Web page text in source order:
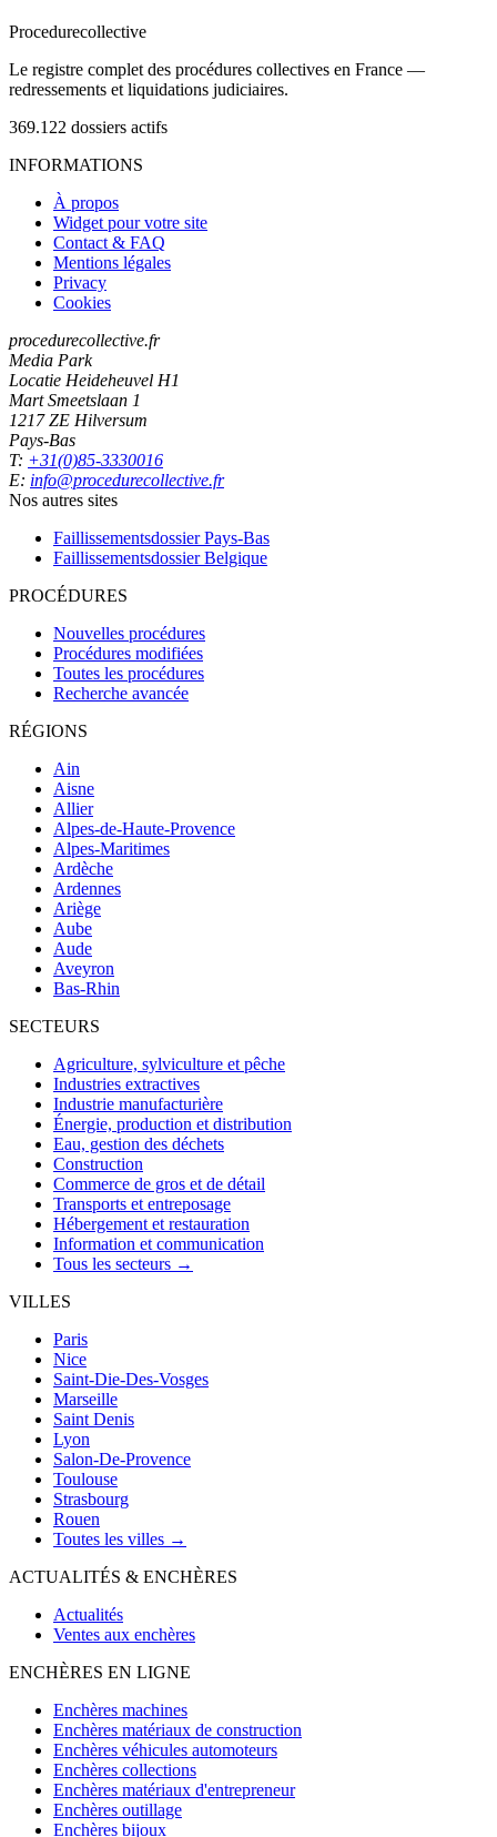
Procedurecollective
Le registre complet des procédures collectives en France —
redressements et liquidations judiciaires.
369.122 dossiers actifs
INFORMATIONS
À propos
Widget pour votre site
Contact & FAQ
Mentions légales
Privacy
Cookies
procedurecollective.fr
Media Park
Locatie Heideheuvel H1
Mart Smeetslaan 1
1217 ZE Hilversum
Pays-Bas
T: +31(0)85-3330016
E: info@procedurecollective.fr
Nos autres sites
Faillissementsdossier Pays-Bas
Faillissementsdossier Belgique
PROCÉDURES
Nouvelles procédures
Procédures modifiées
Toutes les procédures
Recherche avancée
RÉGIONS
Ain
Aisne
Allier
Alpes-de-Haute-Provence
Alpes-Maritimes
Ardèche
Ardennes
Ariège
Aube
Aude
Aveyron
Bas-Rhin
SECTEURS
Agriculture, sylviculture et pêche
Industries extractives
Industrie manufacturière
Énergie, production et distribution
Eau, gestion des déchets
Construction
Commerce de gros et de détail
Transports et entreposage
Hébergement et restauration
Information et communication
Tous les secteurs →
VILLES
Paris
Nice
Saint-Die-Des-Vosges
Marseille
Saint Denis
Lyon
Salon-De-Provence
Toulouse
Strasbourg
Rouen
Toutes les villes →
ACTUALITÉS & ENCHÈRES
Actualités
Ventes aux enchères
ENCHÈRES EN LIGNE
Enchères machines
Enchères matériaux de construction
Enchères véhicules automoteurs
Enchères collections
Enchères matériaux d'entrepreneur
Enchères outillage
Enchères bijoux